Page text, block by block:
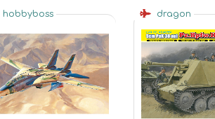
hobbyboss dragon